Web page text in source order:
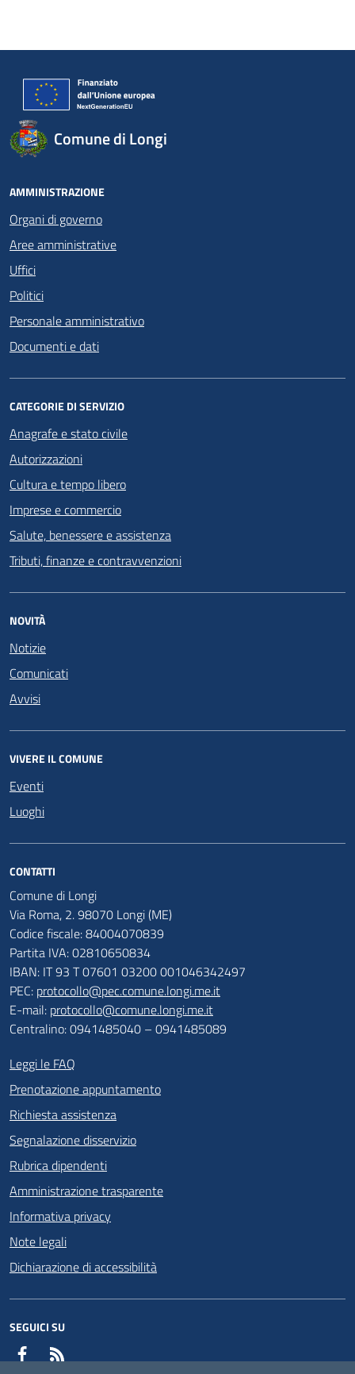
Comune di Longi
AMMINISTRAZIONE
Organi di governo
Aree amministrative
Uffici
Politici
Personale amministrativo
Documenti e dati
CATEGORIE DI SERVIZIO
Anagrafe e stato civile
Autorizzazioni
Cultura e tempo libero
Imprese e commercio
Salute, benessere e assistenza
Tributi, finanze e contravvenzioni
NOVITÀ
Notizie
Comunicati
Avvisi
VIVERE IL COMUNE
Eventi
Luoghi
CONTATTI
Comune di Longi
Via Roma, 2. 98070 Longi (ME)
Codice fiscale: 84004070839
Partita IVA: 02810650834
IBAN: IT 93 T 07601 03200 001046342497
PEC: protocollo@pec.comune.longi.me.it
E-mail: protocollo@comune.longi.me.it
Centralino: 0941485040 – 0941485089
Leggi le FAQ
Prenotazione appuntamento
Richiesta assistenza
Segnalazione disservizio
Rubrica dipendenti
Amministrazione trasparente
Informativa privacy
Note legali
Dichiarazione di accessibilità
SEGUICI SU
Facebook